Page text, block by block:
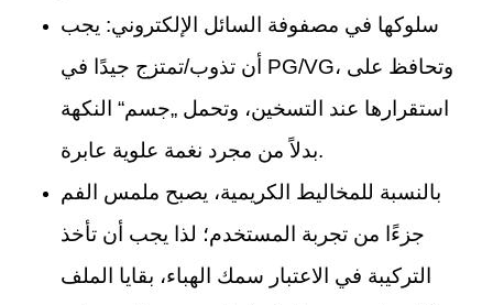
سلوكها في مصفوفة السائل الإلكتروني: يجب
أن تذوب/تمتزج جيدًا في PG/VG، وتحافظ على
استقرارها عند التسخين، وتحمل „جسم“ النكهة
بدلاً من مجرد نغمة علوية عابرة.
بالنسبة للمخاليط الكريمية، يصبح ملمس الفم
جزءًا من تجربة المستخدم؛ لذا يجب أن تأخذ
التركيبة في الاعتبار سمك الهباء، بقايا الملف